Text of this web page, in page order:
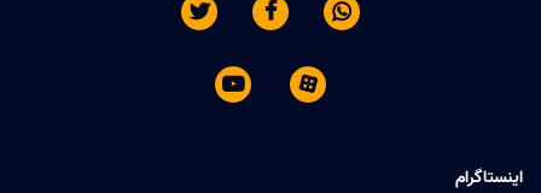





اینستاگرام